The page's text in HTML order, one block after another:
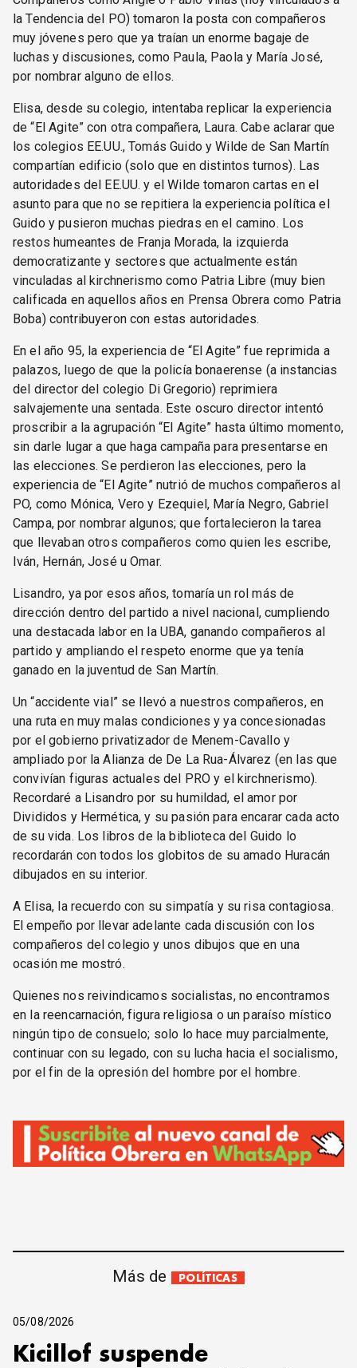
la Tendencia del PO) tomaron la posta con compañeros
muy jóvenes pero que ya traían un enorme bagaje de
luchas y discusiones, como Paula, Paola y María José,
por nombrar alguno de ellos.
Elisa, desde su colegio, intentaba replicar la experiencia
de “El Agite” con otra compañera, Laura. Cabe aclarar que
los colegios EE.UU., Tomás Guido y Wilde de San Martín
compartían edificio (solo que en distintos turnos). Las
autoridades del EE.UU. y el Wilde tomaron cartas en el
asunto para que no se repitiera la experiencia política el
Guido y pusieron muchas piedras en el camino. Los
restos humeantes de Franja Morada, la izquierda
democratizante y sectores que actualmente están
vinculadas al kirchnerismo como Patria Libre (muy bien
calificada en aquellos años en Prensa Obrera como Patria
Boba) contribuyeron con estas autoridades.
En el año 95, la experiencia de “El Agite” fue reprimida a
palazos, luego de que la policía bonaerense (a instancias
del director del colegio Di Gregorio) reprimiera
salvajemente una sentada. Este oscuro director intentó
proscribir a la agrupación “El Agite” hasta último momento,
sin darle lugar a que haga campaña para presentarse en
las elecciones. Se perdieron las elecciones, pero la
experiencia de “El Agite” nutrió de muchos compañeros al
PO, como Mónica, Vero y Ezequiel, María Negro, Gabriel
Campa, por nombrar algunos; que fortalecieron la tarea
que llevaban otros compañeros como quien les escribe,
Iván, Hernán, José u Omar.
Lisandro, ya por esos años, tomaría un rol más de
dirección dentro del partido a nivel nacional, cumpliendo
una destacada labor en la UBA, ganando compañeros al
partido y ampliando el respeto enorme que ya tenía
ganado en la juventud de San Martín.
Un “accidente vial” se llevó a nuestros compañeros, en
una ruta en muy malas condiciones y ya concesionadas
por el gobierno privatizador de Menem-Cavallo y
ampliado por la Alianza de De La Rua-Álvarez (en las que
convivían figuras actuales del PRO y el kirchnerismo).
Recordaré a Lisandro por su humildad, el amor por
Divididos y Hermética, y su pasión para encarar cada acto
de su vida. Los libros de la biblioteca del Guido lo
recordarán con todos los globitos de su amado Huracán
dibujados en su interior.
A Elisa, la recuerdo con su simpatía y su risa contagiosa.
El empeño por llevar adelante cada discusión con los
compañeros del colegio y unos dibujos que en una
ocasión me mostró.
Quienes nos reivindicamos socialistas, no encontramos
en la reencarnación, figura religiosa o un paraíso místico
ningún tipo de consuelo; solo lo hace muy parcialmente,
continuar con su legado, con su lucha hacia el socialismo,
por el fin de la opresión del hombre por el hombre.
Más de POLÍTICAS
05/08/2026
Kicillof suspende